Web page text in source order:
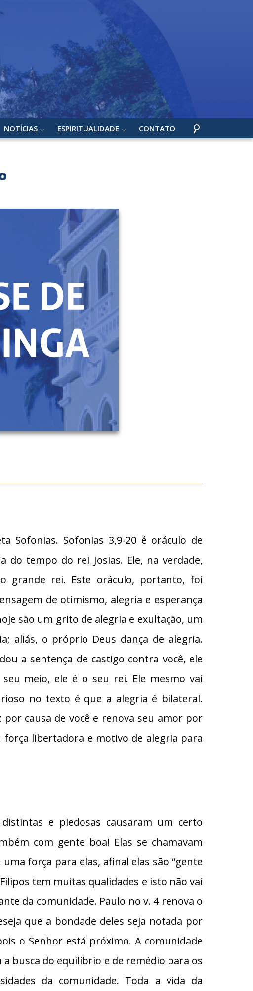
NOTÍCIAS ESPIRITUALIDADE CONTATO
Sofonias 3,9-20 é oráculo de
do tempo do rei Josias. Ele, na verdade,
grande rei. Este oráculo, portanto, foi
de otimismo, alegria e esperança
são um grito de alegria e exultação, um
aliás, o próprio Deus dança de alegria.
a sentença de castigo contra você, ele
meio, ele é o seu rei. Ele mesmo vai
no texto é que a alegria é bilateral.
causa de você e renova seu amor por
força libertadora e motivo de alegria para
e piedosas causaram um certo
com gente boa! Elas se chamavam
força para elas, afinal elas são “gente
tem muitas qualidades e isto não vai
da comunidade. Paulo no v. 4 renova o
que a bondade deles seja notada por
o Senhor está próximo. A comunidade
busca do equilíbrio e de remédio para os
da comunidade. Toda a vida da